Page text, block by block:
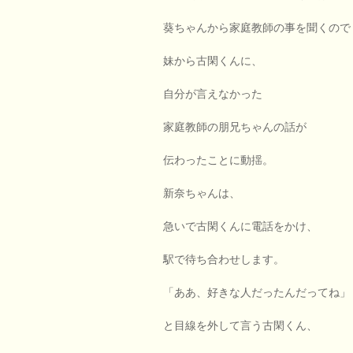
葵ちゃんから家庭教師の事を聞くの
妹から古閑くんに、
自分が言えなかった
家庭教師の朋兄ちゃんの話が
伝わったことに動揺。
新奈ちゃんは、
急いで古閑くんに電話をかけ、
駅で待ち合わせします。
「ああ、好きな人だったんだってね」
と目線を外して言う古閑くん、